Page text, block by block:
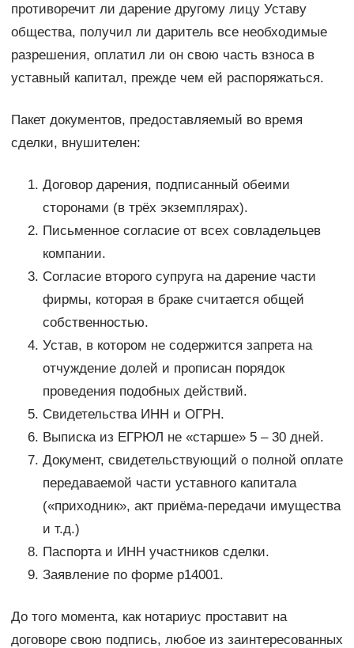
противоречит ли дарение другому лицу Уставу
общества, получил ли даритель все необходимые
разрешения, оплатил ли он свою часть взноса в
уставный капитал, прежде чем ей распоряжаться.
Пакет документов, предоставляемый во время
сделки, внушителен:
Договор дарения, подписанный обеими
сторонами (в трёх экземплярах).
Письменное согласие от всех совладельцев
компании.
Согласие второго супруга на дарение части
фирмы, которая в браке считается общей
собственностью.
Устав, в котором не содержится запрета на
отчуждение долей и прописан порядок
проведения подобных действий.
Свидетельства ИНН и ОГРН.
Выписка из ЕГРЮЛ не «старше» 5 – 30 дней.
Документ, свидетельствующий о полной оплате
передаваемой части уставного капитала
(«приходник», акт приёма-передачи имущества
и т.д.)
Паспорта и ИНН участников сделки.
Заявление по форме р14001.
До того момента, как нотариус проставит на
договоре свою подпись, любое из заинтересованных